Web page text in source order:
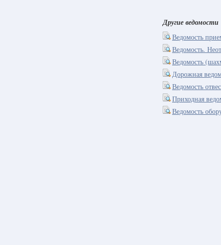
Другие ведомости
Ведомость
Ведомость.
Ведомость
Дорожная
Ведомость
Приходная
Ведомость